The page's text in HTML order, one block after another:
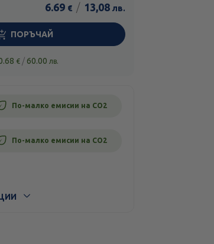
6.69 € / 13,08 лв.
ПОРЪЧАЙ
€ / 60.00 лв.
По-малко емисии на CO2
По-малко емисии на CO2